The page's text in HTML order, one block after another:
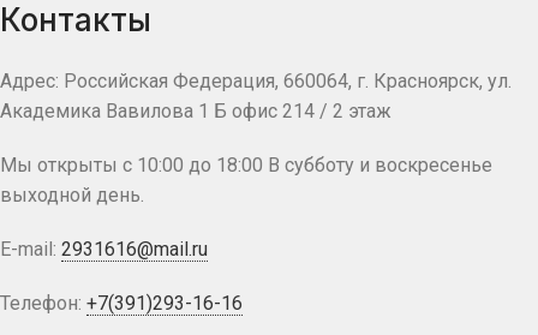
Контакты
Адрес: Российская Федерация, 660064, г. Красноярск, ул.
Академика Вавилова 1 Б офис 214 / 2 этаж
Мы открыты с 10:00 до 18:00 В субботу и воскресенье
выходной день.
E-mail: 2931616@mail.ru
Телефон: +7(391)293-16-16